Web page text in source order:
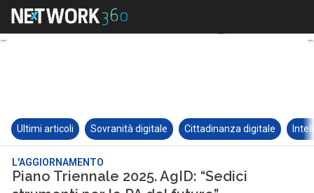
Ultimi articoli Sovranità digitale Cittadinanza digitale
L'AGGIORNAMENTO
Piano Triennale 2025. AgID: “Sedici